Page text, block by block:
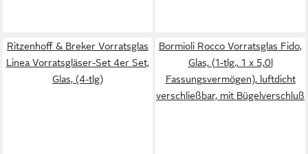
Ritzenhoff & Breker Vorratsglas
Linea Vorratsgläser-Set 4er Set,
Glas, (4-tlg)
Bormioli Rocco Vorratsglas Fido,
Glas, (1-tlg., 1 x 5,0l
Fassungsvermögen), luftdicht
verschließbar, mit Bügelverschluß